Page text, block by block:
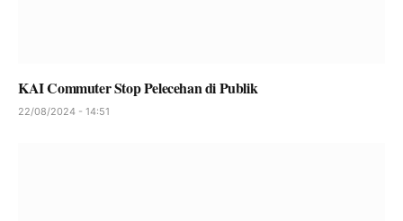
KAI Commuter Stop Pelecehan di Publik
22/08/2024 - 14:51